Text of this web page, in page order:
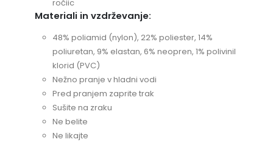
ročiic
Materiali in vzdrževanje:
48% poliamid (nylon), 22% poliester, 14%
poliuretan, 9% elastan, 6% neopren, 1% polivinil
klorid (PVC)
Nežno pranje v hladni vodi
Pred pranjem zaprite trak
Sušite na zraku
Ne belite
Ne likajte